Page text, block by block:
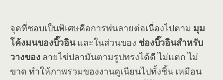
จุดที่ชอบเป็นพิเศษคือการพ่นลายต่อเนื่องไปตาม มุม
โค้งมนของบิ๊วอินและในส่วนของ ช่องบิ๊วอินสำหรับ
วางของ ลายไข่ปลามันตามรูปทรงได้ดี ไม่แตก ไม่
ขาด ทำให้ภาพรวมของงานดูเนียนไปทั้งชิ้น เหมือน